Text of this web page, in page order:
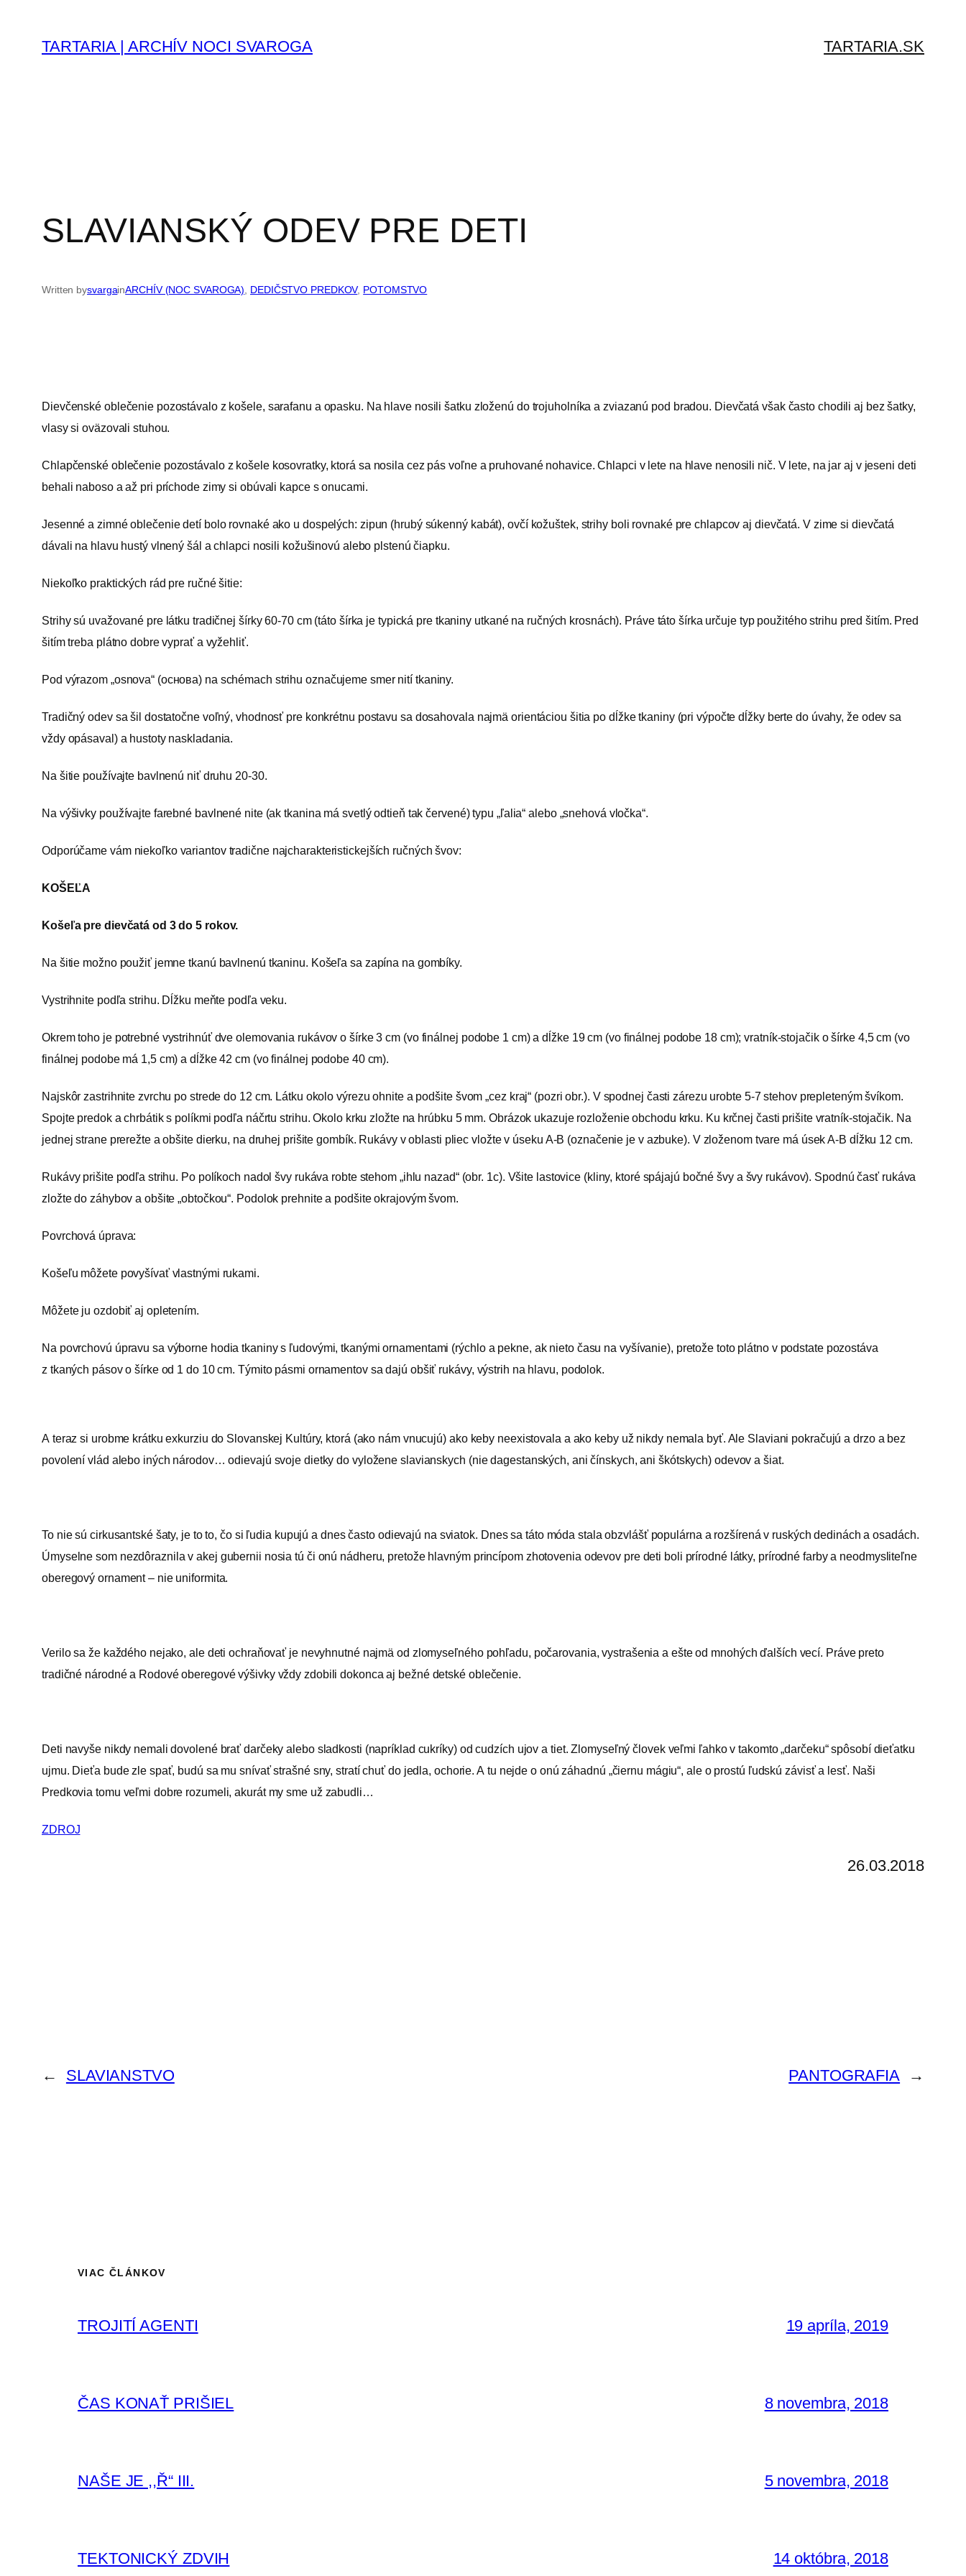
obsah
TARTARIA | ARCHÍV NOCI SVAROGA TARTARIA.SK
SLAVIANSKÝ ODEV PRE DETI
Written bysvargainARCHÍV (NOC SVAROGA), DEDIČSTVO PREDKOV, POTOMSTVO
Dievčenské oblečenie pozostávalo z košele, sarafanu a opasku. Na hlave nosili šatku zloženú do trojuholníka a zviazanú pod bradou. Dievčatá však často chodili aj bez šatky,
vlasy si oväzovali stuhou.
Chlapčenské oblečenie pozostávalo z košele kosovratky, ktorá sa nosila cez pás voľne a pruhované nohavice. Chlapci v lete na hlave nenosili nič. V lete, na jar aj v jeseni deti
behali naboso a až pri príchode zimy si obúvali kapce s onucami.
Jesenné a zimné oblečenie detí bolo rovnaké ako u dospelých: zipun (hrubý súkenný kabát), ovčí kožuštek, strihy boli rovnaké pre chlapcov aj dievčatá. V zime si dievčatá
dávali na hlavu hustý vlnený šál a chlapci nosili kožušinovú alebo plstenú čiapku.
Niekoľko praktických rád pre ručné šitie:
Strihy sú uvažované pre látku tradičnej šírky 60-70 cm (táto šírka je typická pre tkaniny utkané na ručných krosnách). Práve táto šírka určuje typ použitého strihu pred šitím. Pred
šitím treba plátno dobre vyprať a vyžehliť.
Pod výrazom „osnova“ (основа) na schémach strihu označujeme smer nití tkaniny.
Tradičný odev sa šil dostatočne voľný, vhodnosť pre konkrétnu postavu sa dosahovala najmä orientáciou šitia po dĺžke tkaniny (pri výpočte dĺžky berte do úvahy, že odev sa
vždy opásaval) a hustoty naskladania.
Na šitie používajte bavlnenú niť druhu 20-30.
Na výšivky používajte farebné bavlnené nite (ak tkanina má svetlý odtieň tak červené) typu „ľalia“ alebo „snehová vločka“.
Odporúčame vám niekoľko variantov tradične najcharakteristickejších ručných švov:
KOŠEĽA
Košeľa pre dievčatá od 3 do 5 rokov.
Na šitie možno použiť jemne tkanú bavlnenú tkaninu. Košeľa sa zapína na gombíky.
Vystrihnite podľa strihu. Dĺžku meňte podľa veku.
Okrem toho je potrebné vystrihnúť dve olemovania rukávov o šírke 3 cm (vo finálnej podobe 1 cm) a dĺžke 19 cm (vo finálnej podobe 18 cm); vratník-stojačik o šírke 4,5 cm (vo
finálnej podobe má 1,5 cm) a dĺžke 42 cm (vo finálnej podobe 40 cm).
Najskôr zastrihnite zvrchu po strede do 12 cm. Látku okolo výrezu ohnite a podšite švom „cez kraj“ (pozri obr.). V spodnej časti zárezu urobte 5-7 stehov prepleteným švíkom.
Spojte predok a chrbátik s políkmi podľa náčrtu strihu. Okolo krku zložte na hrúbku 5 mm. Obrázok ukazuje rozloženie obchodu krku. Ku krčnej časti prišite vratník-stojačik. Na
jednej strane prerežte a obšite dierku, na druhej prišite gombík. Rukávy v oblasti pliec vložte v úseku A-B (označenie je v azbuke). V zloženom tvare má úsek A-B dĺžku 12 cm.
Rukávy prišite podľa strihu. Po políkoch nadol švy rukáva robte stehom „ihlu nazad“ (obr. 1c). Všite lastovice (kliny, ktoré spájajú bočné švy a švy rukávov). Spodnú časť rukáva
zložte do záhybov a obšite „obtočkou“. Podolok prehnite a podšite okrajovým švom.
Povrchová úprava:
Košeľu môžete povyšívať vlastnými rukami.
Môžete ju ozdobiť aj opletením.
Na povrchovú úpravu sa výborne hodia tkaniny s ľudovými, tkanými ornamentami (rýchlo a pekne, ak nieto času na vyšívanie), pretože toto plátno v podstate pozostáva
z tkaných pásov o šírke od 1 do 10 cm. Týmito pásmi ornamentov sa dajú obšiť rukávy, výstrih na hlavu, podolok.
A teraz si urobme krátku exkurziu do Slovanskej Kultúry, ktorá (ako nám vnucujú) ako keby neexistovala a ako keby už nikdy nemala byť. Ale Slaviani pokračujú a drzo a bez
povolení vlád alebo iných národov… odievajú svoje dietky do vyložene slavianskych (nie dagestanských, ani čínskych, ani škótskych) odevov a šiat.
To nie sú cirkusantské šaty, je to to, čo si ľudia kupujú a dnes často odievajú na sviatok. Dnes sa táto móda stala obzvlášť populárna a rozšírená v ruských dedinách a osadách.
Úmyselne som nezdôraznila v akej gubernii nosia tú či onú nádheru, pretože hlavným princípom zhotovenia odevov pre deti boli prírodné látky, prírodné farby a neodmysliteľne
oberegový ornament – nie uniformita.
Verilo sa že každého nejako, ale deti ochraňovať je nevyhnutné najmä od zlomyseľného pohľadu, počarovania, vystrašenia a ešte od mnohých ďalších vecí. Práve preto
tradičné národné a Rodové oberegové výšivky vždy zdobili dokonca aj bežné detské oblečenie.
Deti navyše nikdy nemali dovolené brať darčeky alebo sladkosti (napríklad cukríky) od cudzích ujov a tiet. Zlomyseľný človek veľmi ľahko v takomto „darčeku“ spôsobí dieťatku
ujmu. Dieťa bude zle spať, budú sa mu snívať strašné sny, stratí chuť do jedla, ochorie. A tu nejde o onú záhadnú „čiernu mágiu“, ale o prostú ľudskú závisť a lesť. Naši
Predkovia tomu veľmi dobre rozumeli, akurát my sme už zabudli…
ZDROJ
26.03.2018
← SLAVIANSTVO PANTOGRAFIA →
VIAC ČLÁNKOV
TROJITÍ AGENTI 19 apríla, 2019
ČAS KONAŤ PRIŠIEL 8 novembra, 2018
NAŠE JE ,,Ř“ III. 5 novembra, 2018
TEKTONICKÝ ZDVIH 14 októbra, 2018